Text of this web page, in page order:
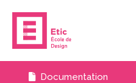
Documentation